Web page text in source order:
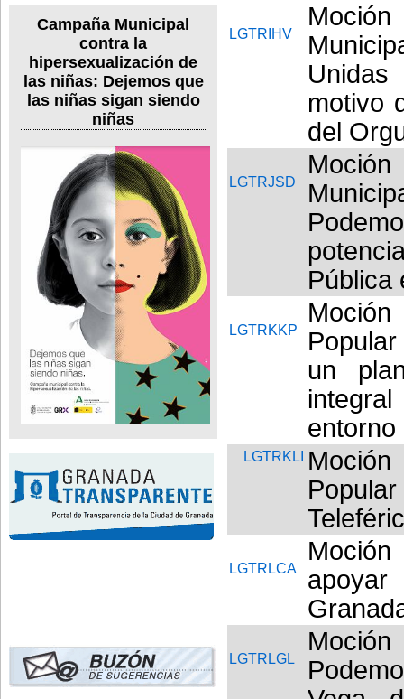
Campaña Municipal
contra la
hipersexualización de
las niñas: Dejemos que
las niñas sigan siendo
niñas
LGTRIHV
motivo
del
LGTRJSD
Pública
LGTRKKP
un
entorno
LGTRKLI
LGTRLCA
LGTRLGL